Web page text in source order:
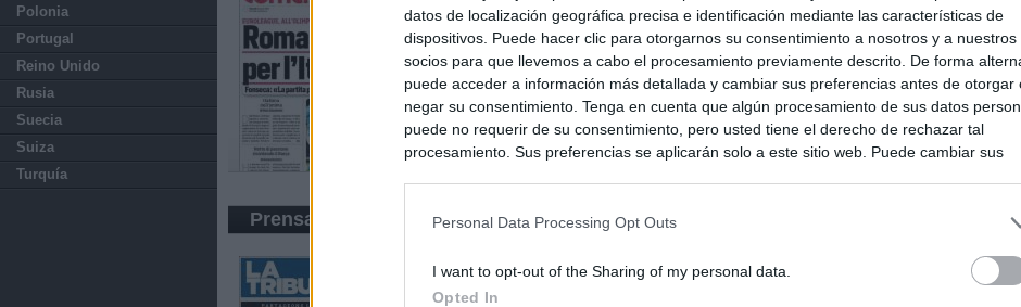
datos de localización geográfica precisa e identificación mediante las características de
dispositivos. Puede hacer clic para otorgarnos su consentimiento a nosotros y a nuestros
socios para que llevemos a cabo el procesamiento previamente descrito. De forma
puede acceder a información más detallada y cambiar sus preferencias antes de otorgar
negar su consentimiento. Tenga en cuenta que algún procesamiento de sus datos
puede no requerir de su consentimiento, pero usted tiene el derecho de rechazar tal
procesamiento. Sus preferencias se aplicarán solo a este sitio web. Puede cambiar sus
Personal Data Processing Opt Outs
I want to opt-out of the Sharing of my personal data.
Opted In
Polonia
Portugal
Reino Unido
Rusia
Suecia
Suiza
Turquía
Prensa Económica